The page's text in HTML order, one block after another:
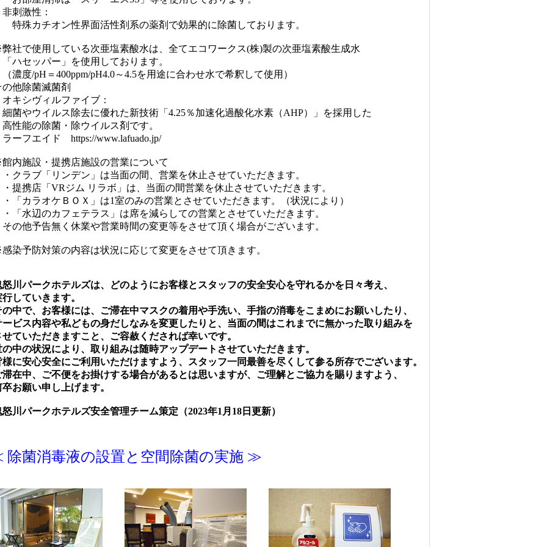
激性：
チオン性界面活性剤系の薬剤で効果的に除菌しております。
で使用している次亜塩素酸水は、全てエコワークス(株)製の次亜塩素酸生成水
ッパー」を使用しております。
/pH＝400ppm/pH4.0～4.5を用途に合わせ水で希釈して使用）
除菌滅菌剤
シヴィルファイブ：
ウイルス除去に優れた新技術「4.25％加速化過酸化水素（AHP）」を採用した
の除菌・除ウイルス剤です。
フエイド https://www.lafuado.jp/
施設・提携店施設の営業について
ブ「リンデン」は当面の間、営業を休止させていただきます。
店「VRジム リラボ」は、当面の間営業を休止させていただきます。
ラオケＢＯＸ」は1室のみの営業とさせていただきます。（状況により）
辺のカフェテラス」は席を減らしての営業とさせていただきます。
予告無く休業や営業時間の変更等をさせて頂く場合がございます。
予防対策の内容は状況に応じて変更をさせて頂きます。
パークホテルズは、どのようにお客様とスタッフの安全安心を守れるかを日々考え、
ていきます。
で、お客様には、ご滞在中マスクの着用や手洗い、手指の消毒をこまめにお願いしたり、
ス内容や私どもの身だしなみを変更したりと、当面の間はこれまでに無かった取り組みを
いただきますこと、ご容赦くだされば幸いです。
の状況により、取り組みは随時アップデートさせていただきます。
安心安全にご利用いただけますよう、スタッフ一同最善を尽くして参る所存でございます。
中、ご不便をお掛けする場合があるとは思いますが、ご理解とご協力を賜りますよう、
願い申し上げます。
パークホテルズ安全管理チーム策定（2023年1月18日更新）
菌消毒液の設置と空間除菌の実施 ≫